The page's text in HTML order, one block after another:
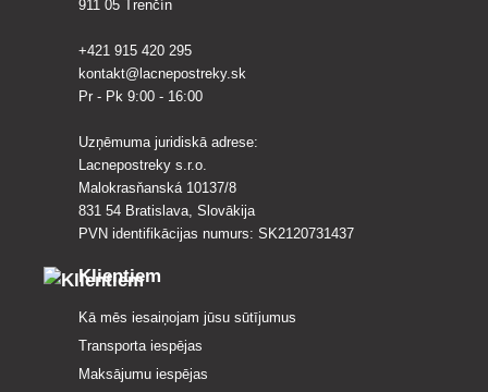
911 05 Trenčín
+421 915 420 295
kontakt@lacnepostreky.sk
Pr - Pk 9:00 - 16:00
Uzņēmuma juridiskā adrese:
Lacnepostreky s.r.o.
Malokrasňanská 10137/8
831 54 Bratislava, Slovākija
PVN identifikācijas numurs: SK2120731437
Klientiem
Kā mēs iesaiņojam jūsu sūtījumus
Transporta iespējas
Maksājumu iespējas